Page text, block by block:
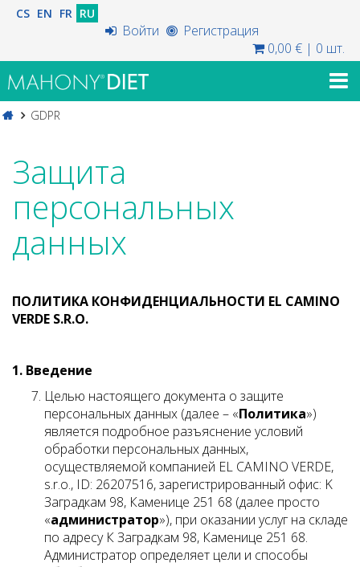
CS EN FR RU
Войти
Регистрация
0,00 € | 0 шт.
GDPR
Защита
персональных
данных
ПОЛИТИКА КОНФИДЕНЦИАЛЬНОСТИ EL CAMINO
VERDE S.R.O.
1. Введение
Целью настоящего документа о защите
персональных данных (далее – «Политика»)
является подробное разъяснение условий
обработки персональных данных,
осуществляемой компанией EL CAMINO VERDE,
s.r.o., ID: 26207516, зарегистрированный офис: K
Заградкам 98, Каменице 251 68 (далее просто
«администратор»), при оказании услуг на складе
по адресу К Заградкам 98, Каменице 251 68.
Администратор определяет цели и способы